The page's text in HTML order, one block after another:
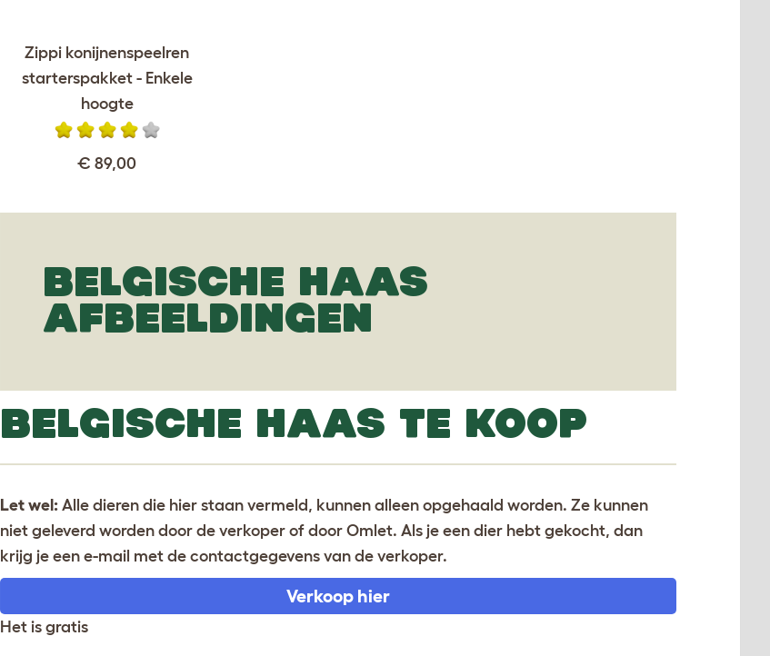
Zippi konijnenspeelren
starterspakket - Enkele
hoogte
€ 89,00
BELGISCHE HAAS
AFBEELDINGEN
BELGISCHE HAAS TE KOOP
Let wel: Alle dieren die hier staan vermeld, kunnen alleen opgehaald worden. Ze kunnen
niet geleverd worden door de verkoper of door Omlet. Als je een dier hebt gekocht, dan
krijg je een e-mail met de contactgegevens van de verkoper.
Verkoop hier
Het is gratis